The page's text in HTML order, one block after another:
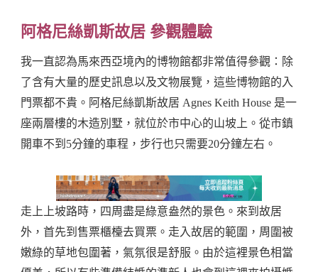
阿格尼絲凱斯故居 參觀體驗
我一直認為馬來西亞境內的博物館都非常值得參觀：除
了含有大量的歷史訊息以及文物展覽，這些博物館的入
門票都不貴。阿格尼絲凱斯故居 Agnes Keith House 是一
座兩層樓的木造別墅，就位於市中心的山坡上。從市鎮
開車不到5分鐘的車程，步行也只需要20分鐘左右。
走上上坡路時，四周盡是綠意盎然的景色。來到故居
外，首先到售票櫃檯去買票。走入故居的範圍，周圍被
嫩綠的草地包圍著，氣氛很是舒服。由於這裡景色相當